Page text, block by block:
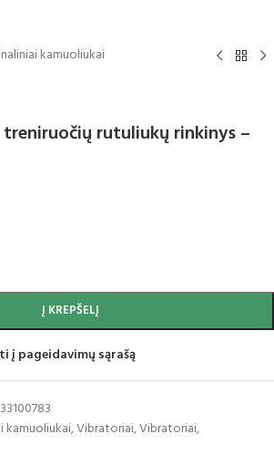
kamuoliukai
treniruočių rutuliukų rinkinys –
Į KREPŠELĮ
į pageidavimų sąrašą
kamuoliukai,Vibratoriai,Vibratoriai,